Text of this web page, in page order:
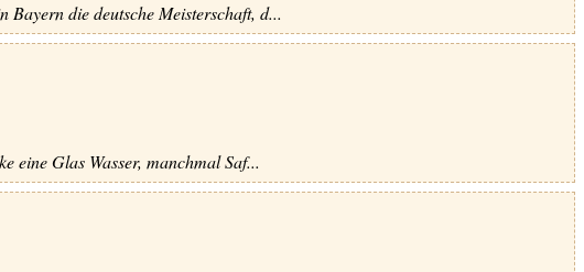
die deutsche Meisterschaft, d...
eine Glas Wasser, manchmal Saf...